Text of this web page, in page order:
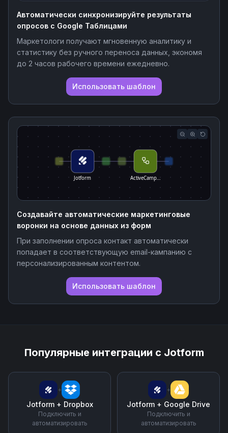
Автоматически синхронизируйте результаты
опросов с Google Таблицами
Маркетологи получают мгновенную аналитику и
статистику без ручного переноса данных, экономя
до 2 часов рабочего времени ежедневно.
Использовать шаблон
Jotform ActiveCamp…
Создавайте автоматические маркетинговые
воронки на основе данных из форм
При заполнении опроса контакт автоматически
попадает в соответствующую email-кампанию с
персонализированным контентом.
Использовать шаблон
Популярные интеграции с Jotform
+
Jotform+ Dropbox
Подключить и
автоматизировать
+
Jotform + Google Drive
Подключить и
автоматизировать